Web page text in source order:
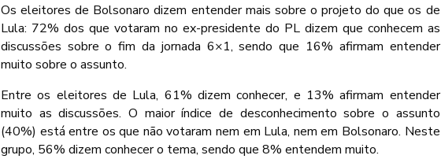
Os eleitores de Bolsonaro dizem entender mais sobre o projeto do que os de
Lula: 72% dos que votaram no ex-presidente do PL dizem que conhecem as
discussões sobre o fim da jornada 6×1, sendo que 16% afirmam entender
muito sobre o assunto.
Entre os eleitores de Lula, 61% dizem conhecer, e 13% afirmam entender
muito as discussões. O maior índice de desconhecimento sobre o assunto
(40%) está entre os que não votaram nem em Lula, nem em Bolsonaro. Neste
grupo, 56% dizem conhecer o tema, sendo que 8% entendem muito.